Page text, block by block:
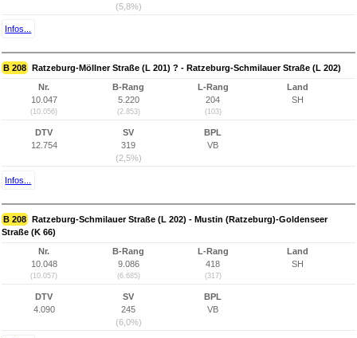
(5,8%)
Infos...
B 208 Ratzeburg-Möllner Straße (L 201) ? - Ratzeburg-Schmilauer Straße (L 202)
Nr.
10.047
(10.056)
B-Rang
5.220
(2.853)
L-Rang
204
(103)
Land
SH
DTV
12.754
SV
319
(2,5%)
BPL
VB
Infos...
B 208 Ratzeburg-Schmilauer Straße (L 202) - Mustin (Ratzeburg)-Goldenseer
Straße (K 66)
Nr.
10.048
(10.057)
B-Rang
9.086
(6.685)
L-Rang
418
(317)
Land
SH
DTV
4.090
SV
245
(6,0%)
BPL
VB